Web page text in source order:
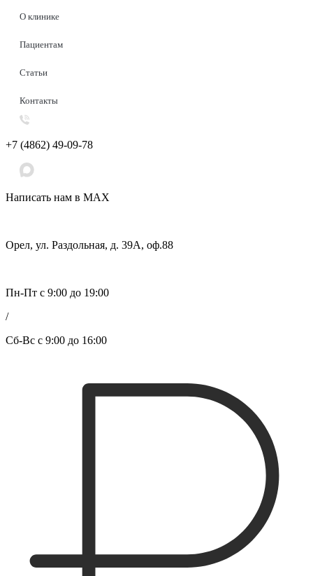
О клинике
Пациентам
Статьи
Контакты
+7 (4862) 49-09-78
Написать нам в MAX
Орел, ул. Раздольная, д. 39А, оф.88
Пн-Пт с 9:00 до 19:00
/
Сб-Вс с 9:00 до 16:00